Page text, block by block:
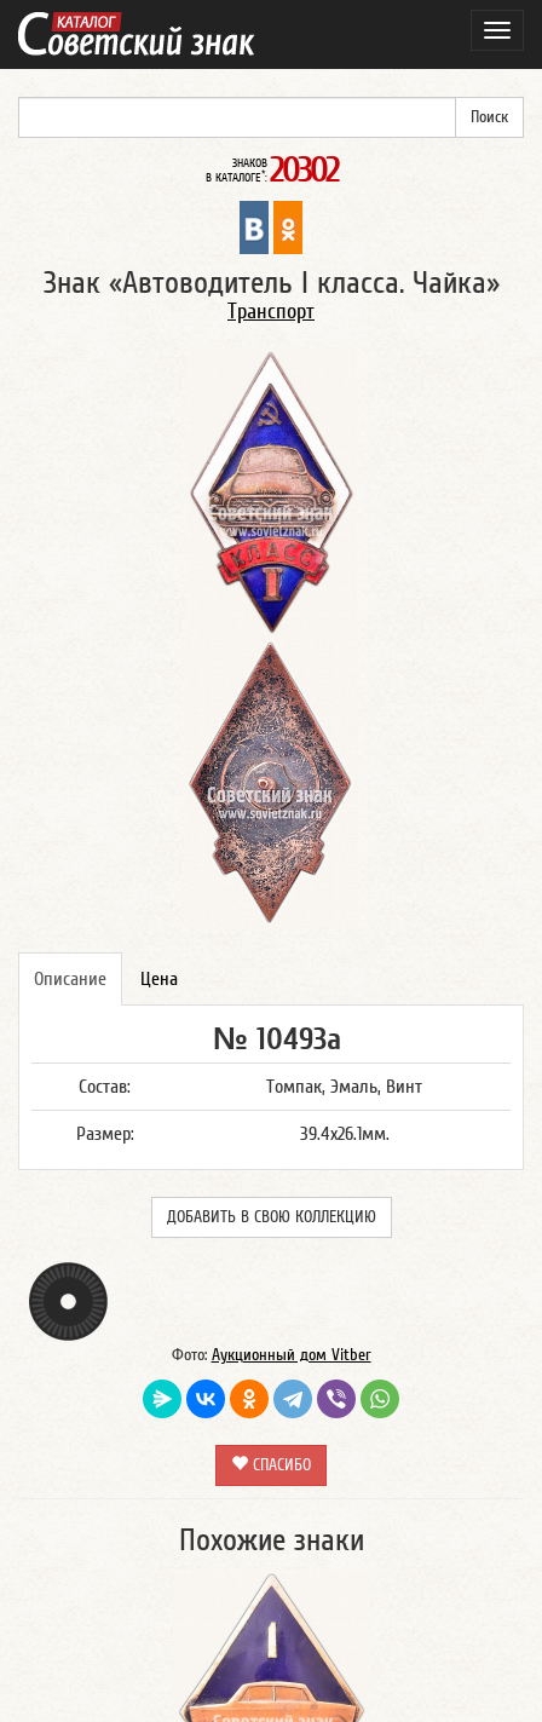
ЗНАКОВ
В КАТАЛОГЕ*: 20302
Знак «Автоводитель I класса. Чайка»
Транспорт
Описание Цена
№ 10493а
Состав: Томпак, Эмаль, Винт
Размер: 39.4x26.1мм.
ДОБАВИТЬ В СВОЮ КОЛЛЕКЦИЮ
Фото: Аукционный дом Vitber
СПАСИБО
Похожие знаки